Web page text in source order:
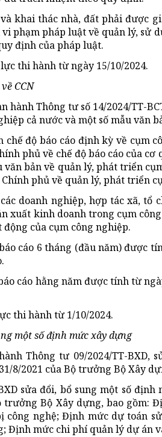
khai thác nhà, đất phải được
phạm pháp luật về quản lý, sử
định của pháp luật.
thi hành từ ngày 15/10/2024.
CCN
hành Thông tư số 14/2024/TT-
cả nước và một số mẫu văn
độ báo cáo định kỳ về cụm
phủ về chế độ báo cáo của
văn bản về quản lý, phát triển
Chính phủ về quản lý, phát triển
doanh nghiệp, hợp tác xã,
xuất kinh doanh trong cụm
của cụm công nghiệp.
cáo 6 tháng (đầu năm) được
cáo hằng năm được tính từ
thi hành từ 1/10/2024.
một số định mức xây dựng
Thông tư 09/2024/TT-
8/2021 của Bộ trưởng Bộ Xây
sửa đổi, bổ sung một số
trưởng Bộ Xây dựng, bao
công nghệ; Định mức dự toán
Định mức chi phí quản lý dự án